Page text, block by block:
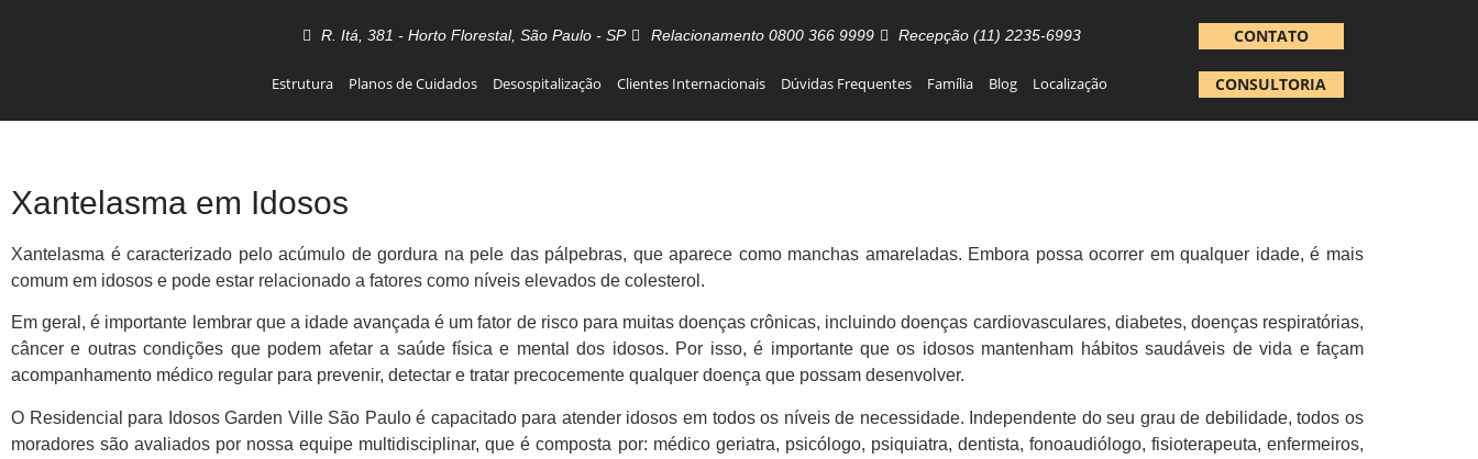
R. Itá, 381 - Horto Florestal, São Paulo - SP Relacionamento 0800 366 9999 Recepção (11) 2235-6993
Estrutura Planos de Cuidados Desospitalização Clientes Internacionais Dúvidas Frequentes Família Blog Localização
CONTATO
CONSULTORIA
Xantelasma em Idosos
Xantelasma é caracterizado pelo acúmulo de gordura na pele das pálpebras, que aparece como manchas amareladas. Embora possa ocorrer em qualquer idade, é mais
comum em idosos e pode estar relacionado a fatores como níveis elevados de colesterol.
Em geral, é importante lembrar que a idade avançada é um fator de risco para muitas doenças crônicas, incluindo doenças cardiovasculares, diabetes, doenças respiratórias,
câncer e outras condições que podem afetar a saúde física e mental dos idosos. Por isso, é importante que os idosos mantenham hábitos saudáveis de vida e façam
acompanhamento médico regular para prevenir, detectar e tratar precocemente qualquer doença que possam desenvolver.
O Residencial para Idosos Garden Ville São Paulo é capacitado para atender idosos em todos os níveis de necessidade. Independente do seu grau de debilidade, todos os
moradores são avaliados por nossa equipe multidisciplinar, que é composta por: médico geriatra, psicólogo, psiquiatra, dentista, fonoaudiólogo, fisioterapeuta, enfermeiros,